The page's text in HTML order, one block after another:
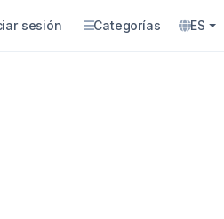
sesión Categorías ES